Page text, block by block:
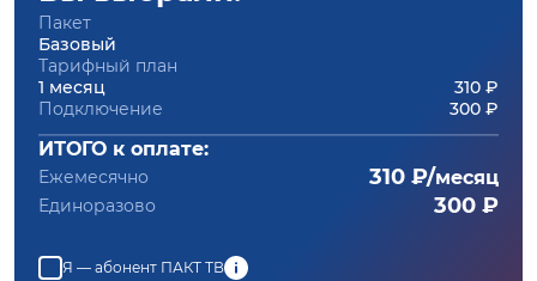
Пакет
Базовый
Тарифный план
1 месяц
310 ₽
Подключение
300 ₽
ИТОГО к оплате:
Ежемесячно 310 ₽/месяц
Единоразово 300 ₽
Я — абонент ПАКТ ТВ